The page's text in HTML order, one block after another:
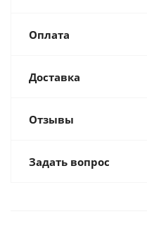
Оплата
Доставка
Отзывы
Задать вопрос